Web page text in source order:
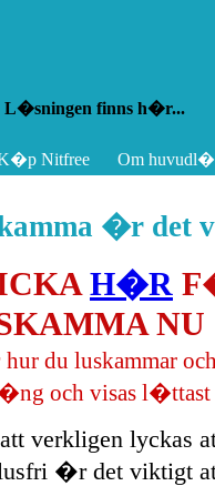
L�sningen finns h�r...
Nitfree Om
�r det
H�R
NU
hur du luskammar
och visas l�ttast
verkligen lyckas
�r det viktigt